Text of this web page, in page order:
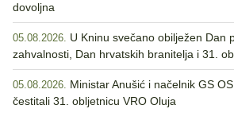
dovoljna
05.08.2026. U Kninu svečano obilježen Dan
zahvalnosti, Dan hrvatskih branitelja i 31.
05.08.2026. Ministar Anušić i načelnik GS
čestitali 31. obljetnicu VRO Oluja